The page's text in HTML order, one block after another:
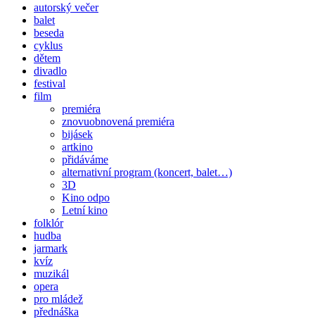
autorský večer
balet
beseda
cyklus
dětem
divadlo
festival
film
premiéra
znovuobnovená premiéra
bijásek
artkino
přidáváme
alternativní program (koncert, balet…)
3D
Kino odpo
Letní kino
folklór
hudba
jarmark
kvíz
muzikál
opera
pro mládež
přednáška